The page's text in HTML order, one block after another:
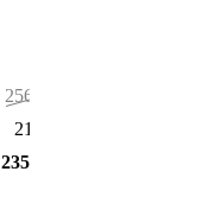
256,00 kr
21,00 kr
235,00 kr